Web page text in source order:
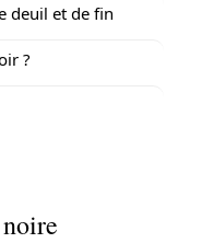
deuil et de fin
?